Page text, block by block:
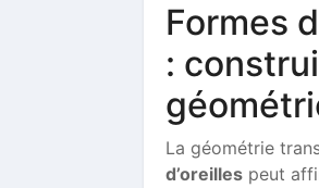
Formes
:
La géométrie
d’oreilles peut